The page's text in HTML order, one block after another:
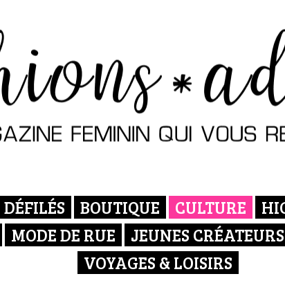
DÉFILÉS BOUTIQUE CULTURE
MODE DE RUE JEUNES CRÉATEURS
VOYAGES & LOISIRS